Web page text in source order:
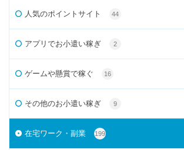
人気のポイントサイト 44
アプリでお小遣い稼ぎ 2
ゲームや懸賞で稼ぐ 16
その他のお小遣い稼ぎ 9
在宅ワーク・副業 199